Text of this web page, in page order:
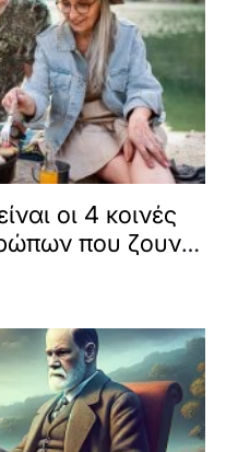
οι 4 κοινές
που ζουν